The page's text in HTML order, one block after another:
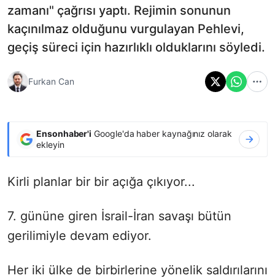
zamanı" çağrısı yaptı. Rejimin sonunun
kaçınılmaz olduğunu vurgulayan Pehlevi,
geçiş süreci için hazırlıklı olduklarını söyledi.
Furkan Can
Ensonhaber'i Google'da haber kaynağınız olarak
ekleyin
Kirli planlar bir bir açığa çıkıyor...
7. gününe giren İsrail-İran savaşı bütün
gerilimiyle devam ediyor.
Her iki ülke de birbirlerine yönelik saldırılarını